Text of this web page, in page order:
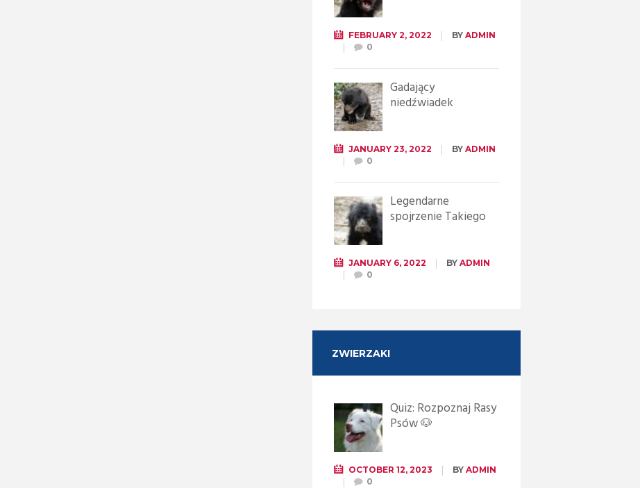
FEBRUARY 2, 2022 BY ADMIN
0
Gadający
niedźwiadek
JANUARY 23, 2022 BY ADMIN
0
Legendarne
spojrzenie Takiego
JANUARY 6, 2022 BY ADMIN
0
ZWIERZAKI
Quiz: Rozpoznaj Rasy
Psów 🐶
OCTOBER 12, 2023 BY ADMIN
0